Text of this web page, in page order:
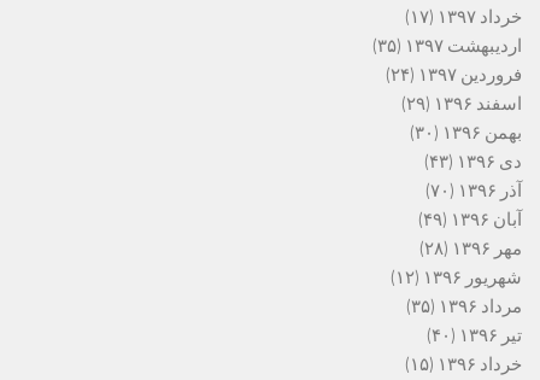
خرداد ۱۳۹۷
(۱۷)
اردیبهشت ۱۳۹۷
(۳۵)
فروردین ۱۳۹۷
(۲۴)
اسفند ۱۳۹۶
(۲۹)
بهمن ۱۳۹۶
(۳۰)
دی ۱۳۹۶
(۴۳)
آذر ۱۳۹۶
(۷۰)
آبان ۱۳۹۶
(۴۹)
مهر ۱۳۹۶
(۲۸)
شهریور ۱۳۹۶
(۱۲)
مرداد ۱۳۹۶
(۳۵)
تیر ۱۳۹۶
(۴۰)
خرداد ۱۳۹۶
(۱۵)